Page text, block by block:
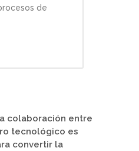
de
colaboración entre
tecnológico es
convertir la